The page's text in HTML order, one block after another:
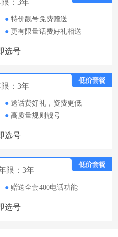
：3年
● 特价靓号免费赠送
● 更有限量话费好礼相送
选号
：3年
● 送话费好礼，资费更低
● 高质量规则靓号
选号
限：3年
● 赠送全套400电话功能
选号